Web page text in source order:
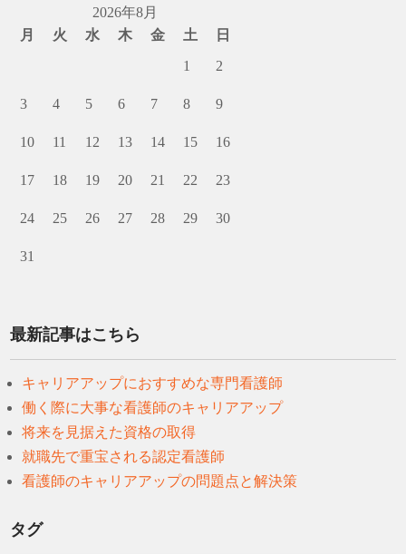
2026年8月
月
火 水 木 金 土
日
1
2
3 4 5 6 7 8 9
10 11 12 13 14 15 16
17 18 19 20 21 22 23
24 25 26 27 28 29 30
31
最新記事はこちら
キャリアアップにおすすめな専門看護師
働く際に大事な看護師のキャリアアップ
将来を見据えた資格の取得
就職先で重宝される認定看護師
看護師のキャリアアップの問題点と解決策
タグ